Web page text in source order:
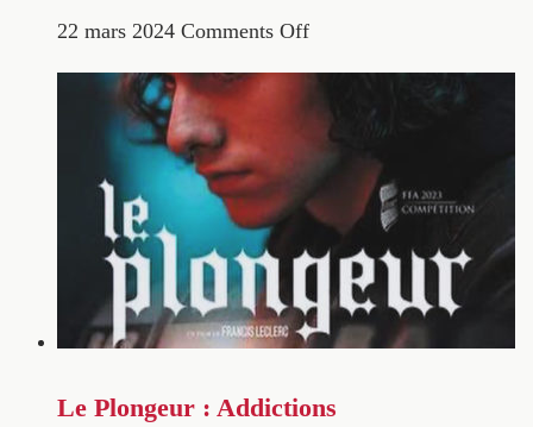
22 mars 2024 Comments Off
Le Plongeur : Addictions